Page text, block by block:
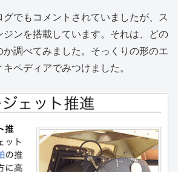
でもコメントされていましたが、ス
ジンを搭載しています。それは、どの
調べてみました。そっくりの形のエ
ペディアでみつけました。